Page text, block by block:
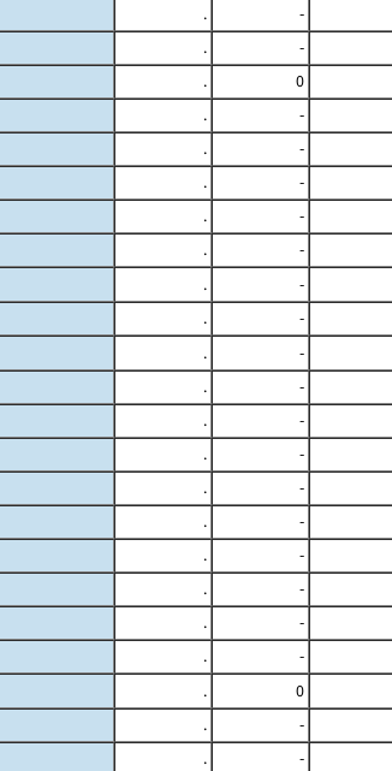
. -
. -
. 0
. -
. -
. -
. -
. -
. -
. -
. -
. -
. -
. -
. -
. -
. -
. -
. -
. -
. 0
. -
. -